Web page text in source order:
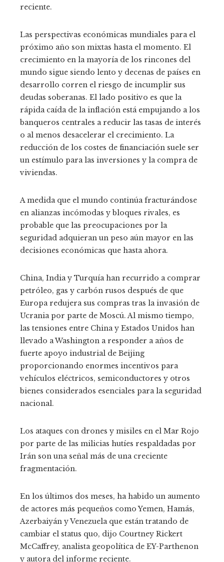
reciente.
Las perspectivas económicas mundiales para el
próximo año son mixtas hasta el momento. El
crecimiento en la mayoría de los rincones del
mundo sigue siendo lento y decenas de países en
desarrollo corren el riesgo de incumplir sus
deudas soberanas. El lado positivo es que la
rápida caída de la inflación está empujando a los
banqueros centrales a reducir las tasas de interés
o al menos desacelerar el crecimiento. La
reducción de los costes de financiación suele ser
un estímulo para las inversiones y la compra de
viviendas.
A medida que el mundo continúa fracturándose
en alianzas incómodas y bloques rivales, es
probable que las preocupaciones por la
seguridad adquieran un peso aún mayor en las
decisiones económicas que hasta ahora.
China, India y Turquía han recurrido a comprar
petróleo, gas y carbón rusos después de que
Europa redujera sus compras tras la invasión de
Ucrania por parte de Moscú. Al mismo tiempo,
las tensiones entre China y Estados Unidos han
llevado a Washington a responder a años de
fuerte apoyo industrial de Beijing
proporcionando enormes incentivos para
vehículos eléctricos, semiconductores y otros
bienes considerados esenciales para la seguridad
nacional.
Los ataques con drones y misiles en el Mar Rojo
por parte de las milicias hutíes respaldadas por
Irán son una señal más de una creciente
fragmentación.
En los últimos dos meses, ha habido un aumento
de actores más pequeños como Yemen, Hamás,
Azerbaiyán y Venezuela que están tratando de
cambiar el status quo, dijo Courtney Rickert
McCaffrey, analista geopolítica de EY-Parthenon
y autora del informe reciente.